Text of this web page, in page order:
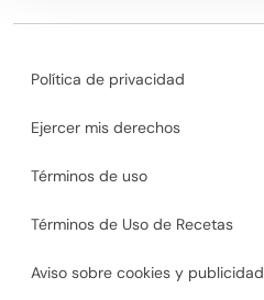
Política de privacidad
Ejercer mis derechos
Términos de uso
Términos de Uso de Recetas
Aviso sobre cookies y publicidad